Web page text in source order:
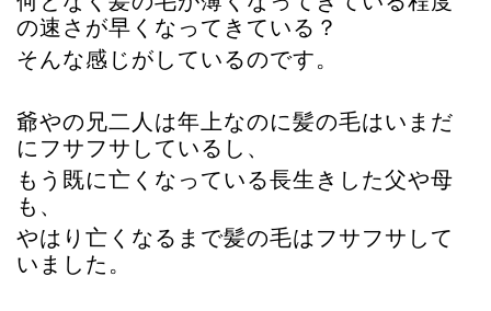
の速さが早くなってきている？
そんな感じがしているのです。
爺やの兄二人は年上なのに髪の毛はいまだ
にフサフサしているし、
もう既に亡くなっている長生きした父や母
も、
やはり亡くなるまで髪の毛はフサフサして
いました。